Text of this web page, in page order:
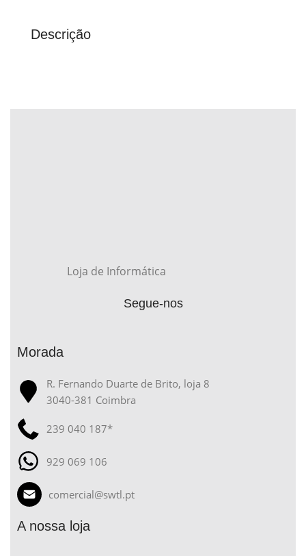
Descrição
Loja de Informática
Segue-nos
Morada
R. Fernando Duarte de Brito, loja 8
3040-381 Coimbra
239 040 187*
929 069 106
comercial@swtl.pt
A nossa loja